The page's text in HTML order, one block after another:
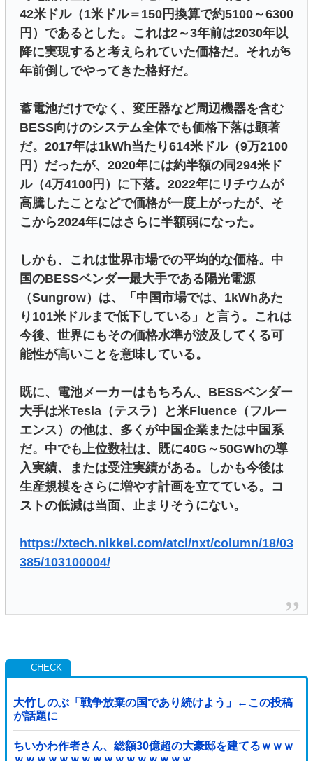
42米ドル（1米ドル＝150円換算で約5100～6300
円）であるとした。これは2～3年前は2030年以
降に実現すると考えられていた価格だ。それが5
年前倒しでやってきた格好だ。
蓄電池だけでなく、変圧器など周辺機器を含む
BESS向けのシステム全体でも価格下落は顕著
だ。2017年は1kWh当たり614米ドル（9万2100
円）だったが、2020年には約半額の同294米ド
ル（4万4100円）に下落。2022年にリチウムが
高騰したことなどで価格が一度上がったが、そ
こから2024年にはさらに半額弱になった。
しかも、これは世界市場での平均的な価格。中
国のBESSベンダー最大手である陽光電源
（Sungrow）は、「中国市場では、1kWhあた
り101米ドルまで低下している」と言う。これは
今後、世界にもその価格水準が波及してくる可
能性が高いことを意味している。
既に、電池メーカーはもちろん、BESSベンダー
大手は米Tesla（テスラ）と米Fluence（フルー
エンス）の他は、多くが中国企業または中国系
だ。中でも上位数社は、既に40G～50GWhの導
入実績、または受注実績がある。しかも今後は
生産規模をさらに増やす計画を立てている。コ
ストの低減は当面、止まりそうにない。
https://xtech.nikkei.com/atcl/nxt/column/18/03
385/103100004/
大竹しのぶ「戦争放棄の国であり続けよう」←この投稿
が話題に
ちいかわ作者さん、総額30億超の大豪邸を建てるｗｗｗ